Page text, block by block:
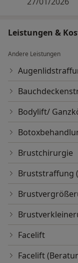
Ihr
Villa Bella
Leistungen &
Andere Leistungen
Bodylift/
Brustchirurgie
Bruststraffung
Facelift
Facelift